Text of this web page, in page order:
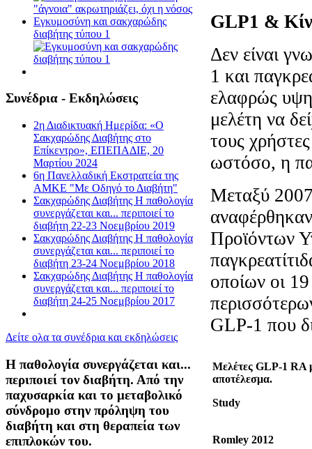
GLP1 &
Δεν είναι
1 και
ελαφρώς
μελέτη να
τους
ωστόσο, η
Μεταξύ
Προϊόντων
οποίων οι
GLP-1 που
Μελέτες GLP-1 RA
αποτέλεσμα.
Study
Romley 2012
Εγκυμοσύνη και σακχαρώδης
διαβήτης τύπου 1
Συνέδρια - Εκδηλώσεις
2η Διαδικτυακή Ημερίδα: «Ο
Σακχαρώδης Διαβήτης στο
Επίκεντρο», ΕΠΕΠΑΔΙΕ, 20
Μαρτίου 2024
6η Πανελλαδική Εκστρατεία της
ΑΜΚΕ "Με Οδηγό το Διαβήτη"
Σακχαρώδης Διαβήτης Η παθολογία
συνεργάζεται και... περιποιεί το
διαβήτη 22-23 Νοεμβρίου 2019
Σακχαρώδης Διαβήτης Η παθολογία
συνεργάζεται και... περιποιεί το
διαβήτη 23-24 Νοεμβρίου 2018
Σακχαρώδης Διαβήτης Η παθολογία
συνεργάζεται και... περιποιεί το
διαβήτη 24-25 Νοεμβρίου 2017
Δείτε ολα τα συνέδρια και εκδηλώσεις
Η παθολογία συνεργάζεται και...
περιποιεί τον διαβήτη. Από την
παχυσαρκία και το μεταβολικό
σύνδρομο στην πρόληψη του
διαβήτη και στη θεραπεία των
επιπλοκών του.